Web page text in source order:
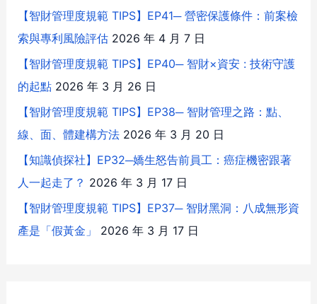
【智財管理度規範 TIPS】EP41─ 營密保護條件：前案檢
索與專利風險評估 2026 年 4 月 7 日
【智財管理度規範 TIPS】EP40─ 智財×資安 : 技術守護
的起點 2026 年 3 月 26 日
【智財管理度規範 TIPS】EP38─ 智財管理之路：點、
線、面、體建構方法 2026 年 3 月 20 日
【知識偵探社】EP32─嬌生怒告前員工：癌症機密跟著
人一起走了？ 2026 年 3 月 17 日
【智財管理度規範 TIPS】EP37─ 智財黑洞：八成無形資
產是「假黃金」
2026 年 3 月 17 日